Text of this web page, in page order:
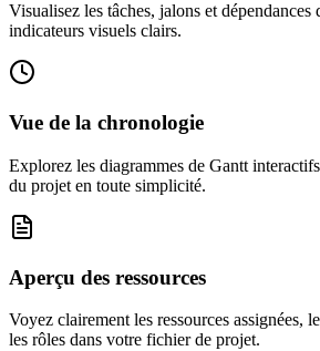
Visualisez les tâches, jalons et dépendances
indicateurs visuels clairs.
Vue de la chronologie
Explorez les diagrammes de Gantt
du projet en toute simplicité.
Aperçu des ressources
Voyez clairement les ressources assignées,
les rôles dans votre fichier de projet.